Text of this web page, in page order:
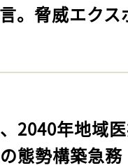
。脅威エク
、2040年地域
態勢構築急務